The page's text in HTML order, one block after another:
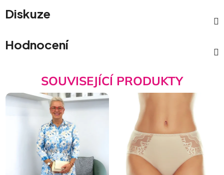
Diskuze
Hodnocení
SOUVISEJÍCÍ PRODUKTY